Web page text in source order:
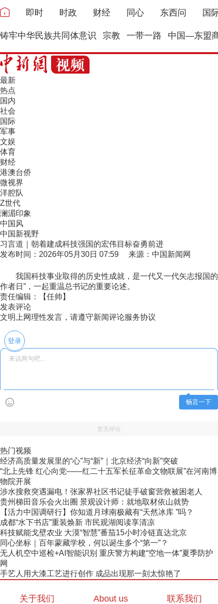
即时 时政 财经 同心 东西问 国
铸牢中华民族共同体意识 宗教 一带一路 中国—东盟
最新
热点
国内
社会
国际
军事
文娱
体育
财经
港澳台侨
微视界
洋腔队
Z世代
澜湄印象
中国风
中国新视野
习言道｜朝着建成科技强国的宏伟目标奋勇前进
发布时间：2026年05月30日 07:59 来源：中国新闻网
我国科技事业取得的历史性成就，是一代又一代矢志报国的
作者日”，一起重温总书记的重要论述。
责任编辑：【任帅】
发表评论
文明上网理性发言，请遵守新闻评论服务协议
登录
畅言一下
暂无评论
热门视频
经济高质量发展里的“心”与“新”｜北京经济“向新”突破
“北上先锋 红心向党——红二十五军长征革命文物联展”在河南博
物院开展
涉水搜救突遇漏电！张家界社区书记徒手破窗营救被困老人
贵州梯田音乐会火出圈 景观设计师：就地取材依山就势
【活力中国调研行】你知道月球南极藏有“天然冰库 ”吗？
成都“水下书店”重装焕新 市民观湖阅读享清凉
科技赋能戈壁农业 大漠“智慧”番茄15小时冷链直达北京
同心坐标｜百年蒙藏学校，何以诞生多个“第一”？
无人机空中巡检+AI智能识别 重庆警方构建“空地一体”夏季防护
网
手艺人用大漆工艺进行创作 成品出现那一刻太惊艳了
关于我们 About us 联系我们